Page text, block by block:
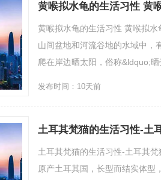
黄喉拟水龟的生活习性 黄
黄喉拟水龟的生活习性 黄喉拟
山间盆地和河流谷地的水域中，
爬在岸边晒太阳，俗称&ldquo;晒
发布时间：10天前
土耳其梵猫的生活习性-土
土耳其梵猫的生活习性-土耳其
原产土耳其国，长型而结实体型